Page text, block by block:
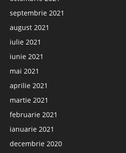
septembrie 2021
august 2021
iulie 2021
iunie 2021
mai 2021
aprilie 2021
martie 2021
februarie 2021
ianuarie 2021
decembrie 2020